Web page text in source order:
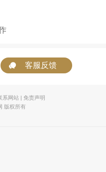
客服反馈
系网站 | 免责声明
版权所有